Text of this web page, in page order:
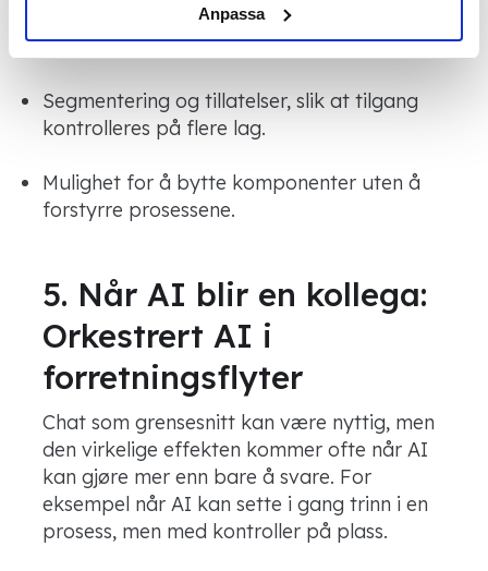
Anpassa
Tydelige datagrenser, hva som kan
behandles hvor.
Segmentering og tillatelser, slik at tilgang
kontrolleres på flere lag.
Mulighet for å bytte komponenter uten å
forstyrre prosessene.
5. Når AI blir en kollega:
Orkestrert AI i
forretningsflyter
Chat som grensesnitt kan være nyttig, men
den virkelige effekten kommer ofte når AI
kan gjøre mer enn bare å svare. For
eksempel når AI kan sette i gang trinn i en
prosess, men med kontroller på plass.